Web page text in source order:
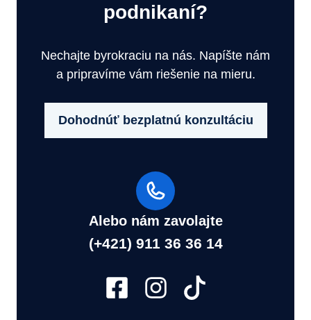
podnikaní?
Nechajte byrokraciu na nás. Napíšte nám
a pripravíme vám riešenie na mieru.
Dohodnúť bezplatnú konzultáciu
Alebo nám zavolajte
(+421) 911 36 36 14